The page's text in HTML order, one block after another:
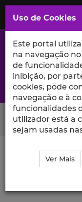
Saltar
para
Conteúdo
Principal
A excelência da
Search Button
Ciência_Iscte
Publicação
Uso de Cookies
Este portal
na navegação
de
inibição, por
cookies, pode
navegação e à
funcionalidades
utilizador está a
sejam usadas
Ver Mais